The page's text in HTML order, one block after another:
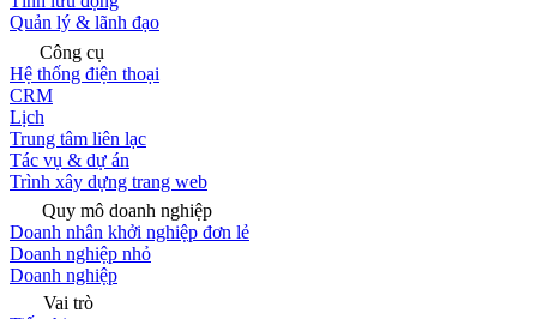
Quản lý & lãnh đạo
Công cụ
Hệ thống điện thoại
CRM
Lịch
Trung tâm liên lạc
Tác vụ & dự án
Trình xây dựng trang web
Quy mô doanh nghiệp
Doanh nhân khởi nghiệp đơn lẻ
Doanh nghiệp nhỏ
Doanh nghiệp
Vai trò